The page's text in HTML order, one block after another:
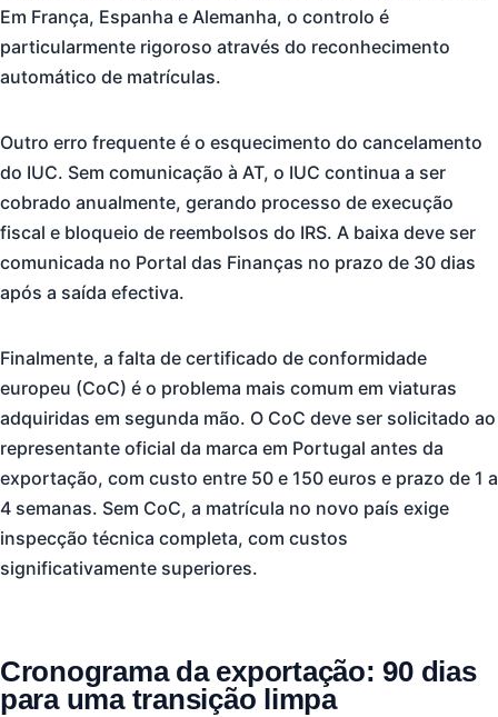
Em França, Espanha e Alemanha, o controlo é
particularmente rigoroso através do reconhecimento
automático de matrículas.
Outro erro frequente é o esquecimento do cancelamento
do IUC. Sem comunicação à AT, o IUC continua a ser
cobrado anualmente, gerando processo de execução
fiscal e bloqueio de reembolsos do IRS. A baixa deve ser
comunicada no Portal das Finanças no prazo de 30 dias
após a saída efectiva.
Finalmente, a falta de certificado de conformidade
europeu (CoC) é o problema mais comum em viaturas
adquiridas em segunda mão. O CoC deve ser solicitado ao
representante oficial da marca em Portugal antes da
exportação, com custo entre 50 e 150 euros e prazo de 1 a
4 semanas. Sem CoC, a matrícula no novo país exige
inspecção técnica completa, com custos
significativamente superiores.
Cronograma da exportação: 90 dias
para uma transição limpa